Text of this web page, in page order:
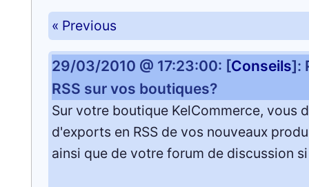
« Previous
29/03/2010 @ 17:23:00: [Conseils]:
RSS sur vos boutiques?
Sur votre boutique KelCommerce, vous
d'exports en RSS de vos nouveaux
ainsi que de votre forum de discussion